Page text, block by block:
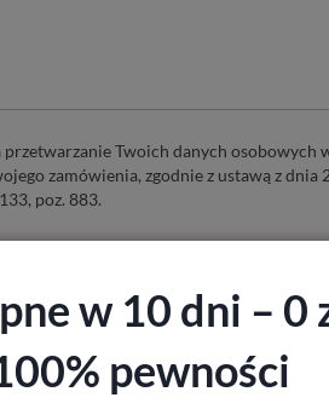
Twoich danych osobowych
zamówienia, zgodnie z ustawą z dnia
poz. 883.
Aplikujw 10 dni – 0
pewności